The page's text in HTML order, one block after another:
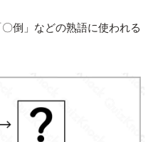
倒」などの熟語に使われる